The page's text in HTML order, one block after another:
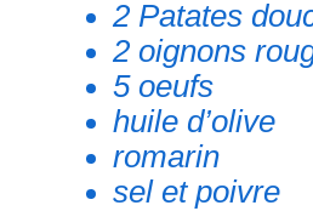
2 Patates
2 oignons
5 oeufs
huile d’olive
romarin
sel et poivre